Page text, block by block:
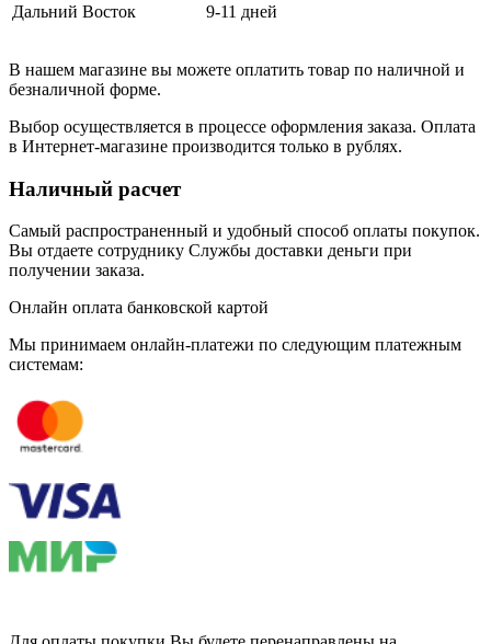
Дальний Восток 9-11 дней
В нашем магазине вы можете оплатить товар по наличной и
безналичной форме.
Выбор осуществляется в процессе оформления заказа. Оплата
в Интернет-магазине производится только в рублях.
Наличный расчет
Самый распространенный и удобный способ оплаты покупок.
Вы отдаете сотруднику Службы доставки деньги при
получении заказа.
Онлайн оплата банковской картой
Мы принимаем онлайн-платежи по cледующим платежным
системам: